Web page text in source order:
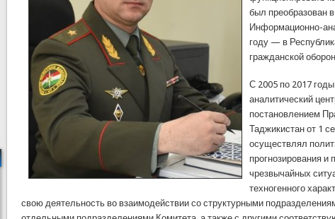
был преобразован
Информационно-
году — в
гражданской
С 2005 по 2017
аналитический
постановлением
Таджикистан от 1
осуществлял
прогнозирования и
чрезвычайных
техногенного
свою деятельность во взаимодействии со структурными